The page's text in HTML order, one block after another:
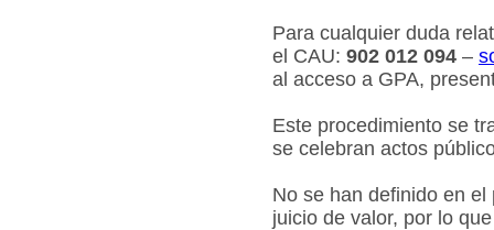
Para cualquier duda
el CAU: 902 012 094 –
al acceso a GPA,
Este procedimiento se
se celebran actos
No se han definido en
juicio de valor, por lo